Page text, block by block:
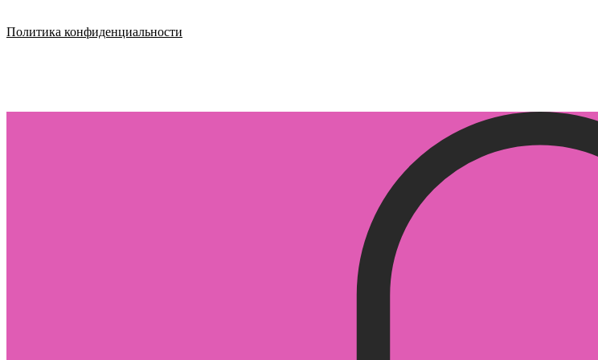
Политика конфиденциальности